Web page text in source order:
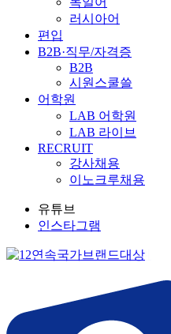
러시아어
편입
B2B·직무/자격증
B2B
시원스쿨쓸
어학원
LAB 어학원
LAB 라이브
RECRUIT
강사채용
이노크루채용
유튜브
인스타그램